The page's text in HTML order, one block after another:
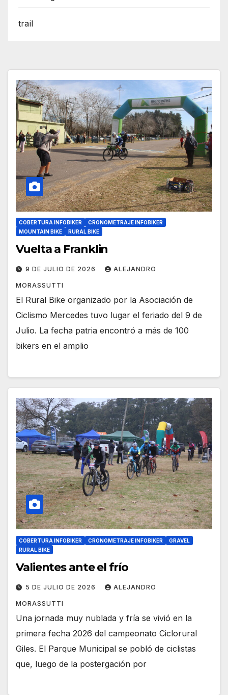
trail
COBERTURA INFOBIKER
CRONOMETRAJE INFOBIKER
MOUNTAIN BIKE
RURAL BIKE
Vuelta a Franklin
9 DE JULIO DE 2026 ALEJANDRO
MORASSUTTI
El Rural Bike organizado por la Asociación de
Ciclismo Mercedes tuvo lugar el feriado del 9 de
Julio. La fecha patria encontró a más de 100
bikers en el amplio
COBERTURA INFOBIKER CRONOMETRAJE INFOBIKER
GRAVEL
RURAL BIKE
Valientes ante el frío
5 DE JULIO DE 2026 ALEJANDRO
MORASSUTTI
Una jornada muy nublada y fría se vivió en la
primera fecha 2026 del campeonato Ciclorural
Giles. El Parque Municipal se pobló de ciclistas
que, luego de la postergación por